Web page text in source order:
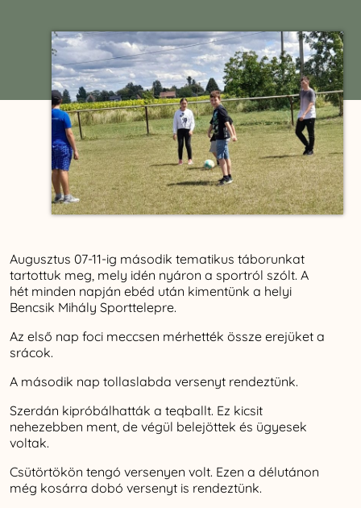
Augusztus 07-11-ig második tematikus táborunkat
tartottuk meg, mely idén nyáron a sportról szólt. A
hét minden napján ebéd után kimentünk a helyi
Bencsik Mihály Sporttelepre.
Az első nap foci meccsen mérhették össze erejüket a
srácok.
A második nap tollaslabda versenyt rendeztünk.
Szerdán kipróbálhatták a teqballt. Ez kicsit
nehezebben ment, de végül belejöttek és ügyesek
voltak.
Csütörtökön tengó versenyen volt. Ezen a délutánon
még kosárra dobó versenyt is rendeztünk.